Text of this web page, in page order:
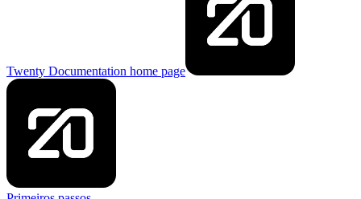
Twenty Documentation home page